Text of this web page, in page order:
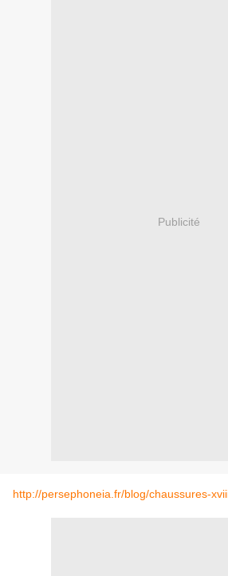
Publicité
http://persephoneia.fr/blog/chaussures-